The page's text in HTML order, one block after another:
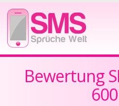
Bewertung